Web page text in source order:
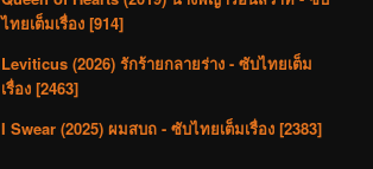
ไทยเต็มเรื่อง [914]
Leviticus (2026) รักร้ายกลายร่าง - ซับไทยเต็ม
เรื่อง [2463]
I Swear (2025) ผมสบถ - ซับไทยเต็มเรื่อง [2383]